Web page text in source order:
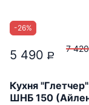
-26%
5 490 P
7 420
Кухня
ШНБ 150